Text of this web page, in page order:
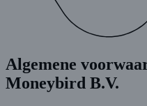
Algemene
Moneybird B.V.